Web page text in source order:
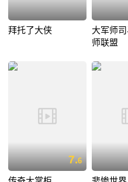
拜托了大侠
大军师
师联盟
7.6